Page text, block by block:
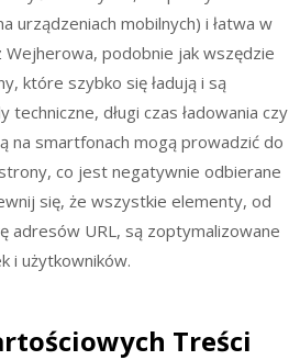
urządzeniach mobilnych) i łatwa w
Wejherowa, podobnie jak wszędzie
które szybko się ładują i są
techniczne, długi czas ładowania czy
na smartfonach mogą prowadzić do
co jest negatywnie odbierane
się, że wszystkie elementy, od
adresów URL, są zoptymalizowane
i użytkowników.
Treści